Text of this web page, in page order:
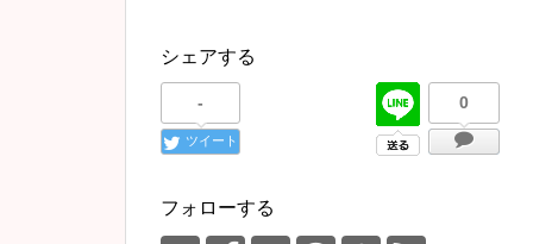
シェアする
-
ツイート
0
フォローする